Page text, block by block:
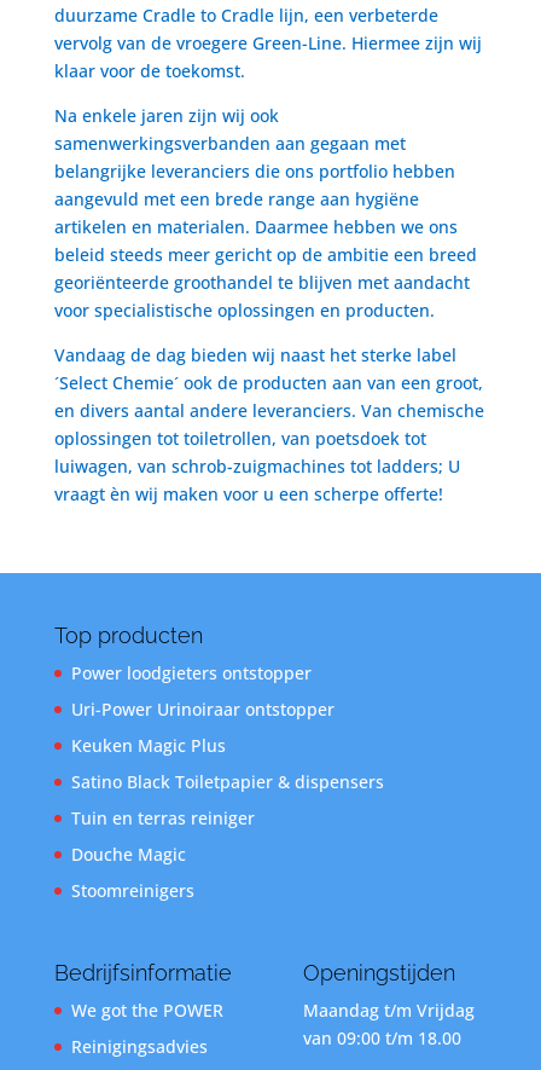
duurzame Cradle to Cradle lijn, een verbeterde
vervolg van de vroegere Green-Line. Hiermee zijn wij
klaar voor de toekomst.
Na enkele jaren zijn wij ook
samenwerkingsverbanden aan gegaan met
belangrijke leveranciers die ons portfolio hebben
aangevuld met een brede range aan hygiëne
artikelen en materialen. Daarmee hebben we ons
beleid steeds meer gericht op de ambitie een breed
georiënteerde groothandel te blijven met aandacht
voor specialistische oplossingen en producten.
Vandaag de dag bieden wij naast het sterke label
´Select Chemie´ ook de producten aan van een groot,
en divers aantal andere leveranciers. Van chemische
oplossingen tot toiletrollen, van poetsdoek tot
luiwagen, van schrob-zuigmachines tot ladders; U
vraagt èn wij maken voor u een scherpe offerte!
Top producten
Power loodgieters ontstopper
Uri-Power Urinoiraar ontstopper
Keuken Magic Plus
Satino Black Toiletpapier & dispensers
Tuin en terras reiniger
Douche Magic
Stoomreinigers
Bedrijfsinformatie
We got the POWER
Reinigingsadvies
Openingstijden
Maandag t/m Vrijdag
van 09:00 t/m 18.00